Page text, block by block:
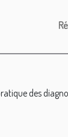
des